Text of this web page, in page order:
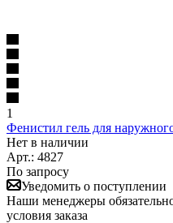
1
Фенистил гель для
Нет в наличии
Арт.: 4827
По запросу
Уведомить о поступлении
Наши менеджеры
условия заказа